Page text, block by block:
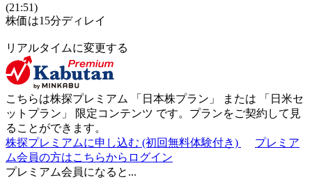
(21:51)
株価は15分ディレイ
リアルタイムに変更する
こちらは株探プレミアム 「 日本株プラン 」 または 「 日米セ
ットプラン 」 限定コンテンツ です。プランをご契約して見
ることができます。
株探プレミアムに申し込む (初回無料体験付き)
プレミア
ム会員の方はこちらからログイン
プレミアム会員になると...